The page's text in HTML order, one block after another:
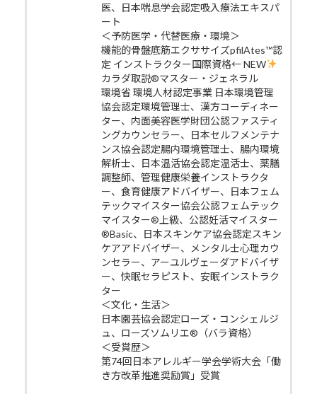
医、日本喘息学会認定吸入療法エキスパ
ート
＜予防医学・代替医療・環境＞
機能的骨盤底筋エクササイズpfilAtes™認
定 インストラクター国際資格← NEW
カラダ取説®マスター・ジェネラル
環境省 環境人材認定事業 日本環境管理
協会認定環境管理士、漢方コーディネー
ター、内面美容医学財団公認ファスティ
ングカウンセラー、日本セルフメンテナ
ンス協会認定腸内環境管理士、腸内環境
解析士、日本温活協会認定温活士、薬膳
調整師、管理健康栄養インストラクタ
ー、食育健康アドバイザー、日本フェム
テックマイスター協会公認フェムテック
マイスター®上級、公認妊活マイスター
®Basic、日本スキンケア協会認定スキン
ケアアドバイザー、メンタル士心理カウ
ンセラー、アーユルヴェーダアドバイザ
ー、快眠セラピスト、安眠インストラク
ター
＜文化・生活＞
日本園芸協会認定ローズ・コンシェルジ
ュ、ローズソムリエ®（バラ資格）
＜受賞歴＞
第74回日本アレルギー学会学術大会「働
き方改革推進奨励賞」受賞